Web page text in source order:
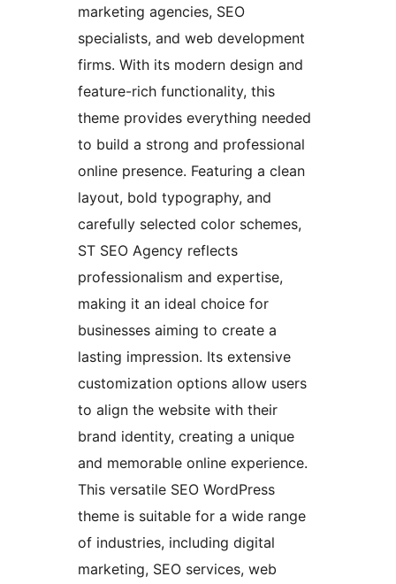
marketing agencies, SEO
specialists, and web development
firms. With its modern design and
feature-rich functionality, this
theme provides everything needed
to build a strong and professional
online presence. Featuring a clean
layout, bold typography, and
carefully selected color schemes,
ST SEO Agency reflects
professionalism and expertise,
making it an ideal choice for
businesses aiming to create a
lasting impression. Its extensive
customization options allow users
to align the website with their
brand identity, creating a unique
and memorable online experience.
This versatile SEO WordPress
theme is suitable for a wide range
of industries, including digital
marketing, SEO services, web